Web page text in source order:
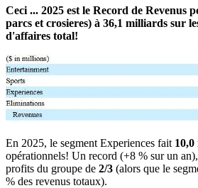
Ceci ... 2025 est le Record de Revenus
parcs et crosieres) à 36,1 milliards sur
d'affaires total!
En 2025, le segment Experiences fait
opérationnels! Un record (+8 % sur un
profits du groupe de 2/3 (alors que le
% des revenus totaux).